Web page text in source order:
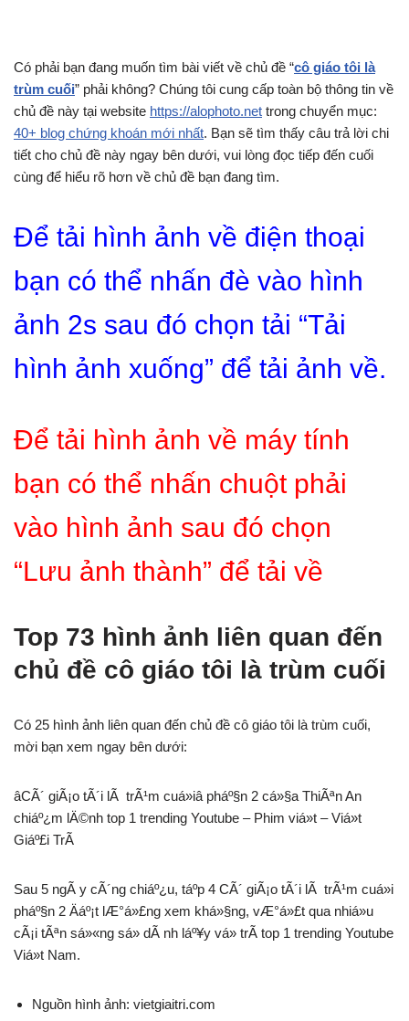
Có phải bạn đang muốn tìm bài viết về chủ đề “cô giáo tôi là
trùm cuối” phải không? Chúng tôi cung cấp toàn bộ thông tin về
chủ đề này tại website https://alophoto.net trong chuyển mục:
40+ blog chứng khoán mới nhất. Bạn sẽ tìm thấy câu trả lời chi
tiết cho chủ đề này ngay bên dưới, vui lòng đọc tiếp đến cuối
cùng để hiểu rõ hơn về chủ đề bạn đang tìm.
Để tải hình ảnh về điện thoại
bạn có thể nhấn đè vào hình
ảnh 2s sau đó chọn tải “Tải
hình ảnh xuống” để tải ảnh về.
Để tải hình ảnh về máy tính
bạn có thể nhấn chuột phải
vào hình ảnh sau đó chọn
“Lưu ảnh thành” để tải về
Top 73 hình ảnh liên quan đến
chủ đề cô giáo tôi là trùm cuối
Có 25 hình ảnh liên quan đến chủ đề cô giáo tôi là trùm cuối,
mời bạn xem ngay bên dưới:
âCÃ´ giÃ¡o tÃ´i lÃ trÃ¹m cuá»iâ pháº§n 2 cá»§a ThiÃªn An
chiáº¿m lÄ©nh top 1 trending Youtube – Phim viá»t – Viá»t
Giáº£i TrÃ­
Sau 5 ngÃ y cÃ´ng chiáº¿u, táº­p 4 CÃ´ giÃ¡o tÃ´i lÃ trÃ¹m cuá»i
pháº§n 2 Äáº¡t lÆ°á»£ng xem khá»§ng, vÆ°á»£t qua nhiá»u
cÃ¡i tÃªn sá»«ng sá» dÃ nh láº¥y vá» trÃ­ top 1 trending Youtube
Viá»t Nam.
Nguồn hình ảnh: vietgiaitri.com